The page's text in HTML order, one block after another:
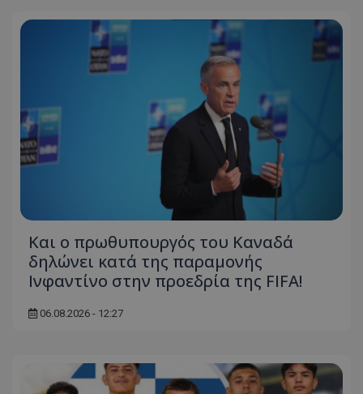
Και ο πρωθυπουργός του Καναδά
δηλώνει κατά της παραμονής
Ινφαντίνο στην προεδρία της FIFA!
06.08.2026 - 12:27